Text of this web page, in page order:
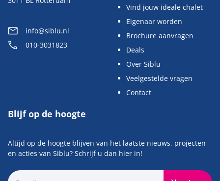
info@siblu.nl
010-3031823
Vind jouw ideale chalet
Eigenaar worden
Brochure aanvragen
Deals
Over Siblu
Veelgestelde vragen
Contact
Blijf op de hoogte
Altijd op de hoogte blijven van het laatste nieuws, projecten
en acties van Siblu? Schrijf u dan hier in!